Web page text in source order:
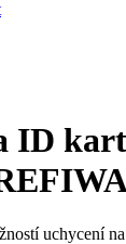
ID
uchycení